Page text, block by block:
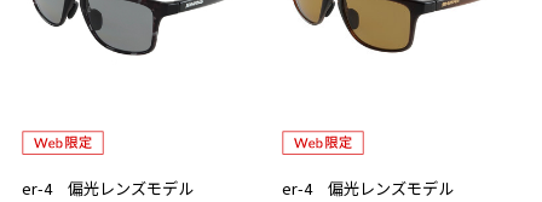
er-4 偏光レンズモデル
er-4 偏光レンズモデル